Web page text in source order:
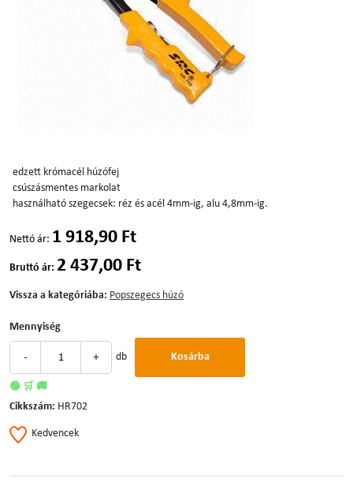
edzett krómacél húzófej
csúszásmentes markolat
használható szegecsek: réz és acél 4mm-ig, alu 4,8mm-ig.
Nettó ár: 1 918,90 Ft
Bruttó ár: 2 437,00 Ft
Vissza a kategóriába: Popszegecs húzó
Mennyiség
- + db Kosárba
🟢 🛒 🚚
Cikkszám: HR702
Kedvencek